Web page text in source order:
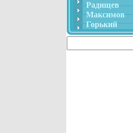
Радищев
Максимов
Горький